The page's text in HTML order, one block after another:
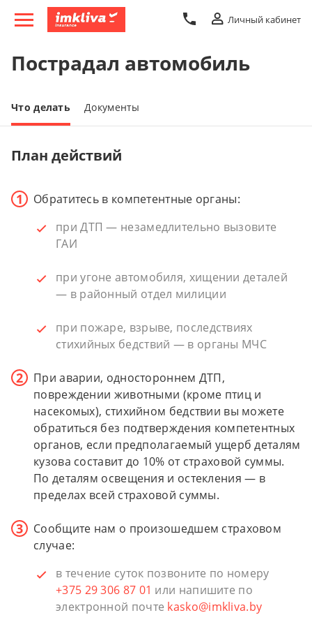
Личный кабинет
Пострадал автомобиль
Что делать Документы
План действий
Обратитесь в компетентные органы:
при ДТП — незамедлительно вызовите
ГАИ
при угоне автомобиля, хищении деталей
— в районный отдел милиции
при пожаре, взрыве, последствиях
стихийных бедствий — в органы МЧС
При аварии, одностороннем ДТП,
повреждении животными (кроме птиц и
насекомых), стихийном бедствии вы можете
обратиться без подтверждения компетентных
органов, если предполагаемый ущерб деталям
кузова составит до 10% от страховой суммы.
По деталям освещения и остекления — в
пределах всей страховой суммы.
Сообщите нам о произошедшем страховом
случае:
в течение суток позвоните по номеру
+375 29 306 87 01 или напишите по
электронной почте kasko@imkliva.by